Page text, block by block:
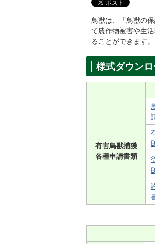
鳥獣は、「鳥獣の
て農作物被害や生
ることができます。
様式ダウン
有害鳥獣捕獲
各種申請書類